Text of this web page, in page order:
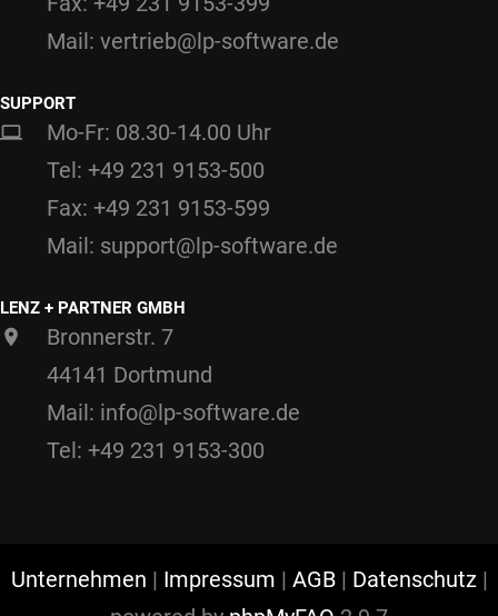
Mail: vertrieb@lp-software.de
SUPPORT
Mo-Fr: 08.30-14.00 Uhr
Tel: +49 231 9153-500
Fax: +49 231 9153-599
Mail: support@lp-software.de
LENZ + PARTNER GMBH
Bronnerstr. 7
44141 Dortmund
Mail: info@lp-software.de
Tel: +49 231 9153-300
Unternehmen | Impressum | AGB | Datenschutz|